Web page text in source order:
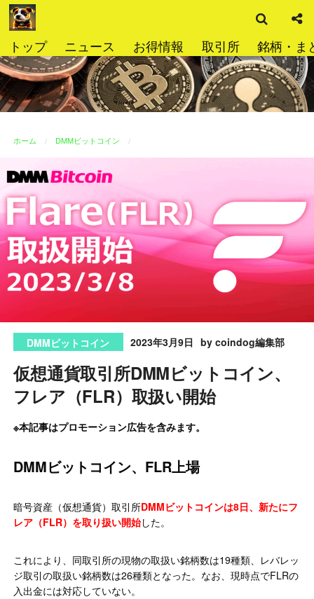
コ
ン
ン
ツ
へ
ス
トップ ニュース お得情報 取引所 銘柄・ま
索
ホーム DMMビットコイン
DMMビットコイン 2023年3月9日 by coindog編集部
仮想通貨取引所DMMビットコイン、
フレア（FLR）取扱い開始
※本記事はプロモーション広告を含みます。
DMMビットコイン、FLR上場
暗号資産（仮想通貨）取引所DMMビットコインは8日、新たにフ
レア（FLR）を取り扱い開始した。
これにより、同取引所の現物の取扱い銘柄数は19種類、レバレッ
ジ取引の取扱い銘柄数は26種類となった。なお、現時点でFLRの
入出金には対応していない。